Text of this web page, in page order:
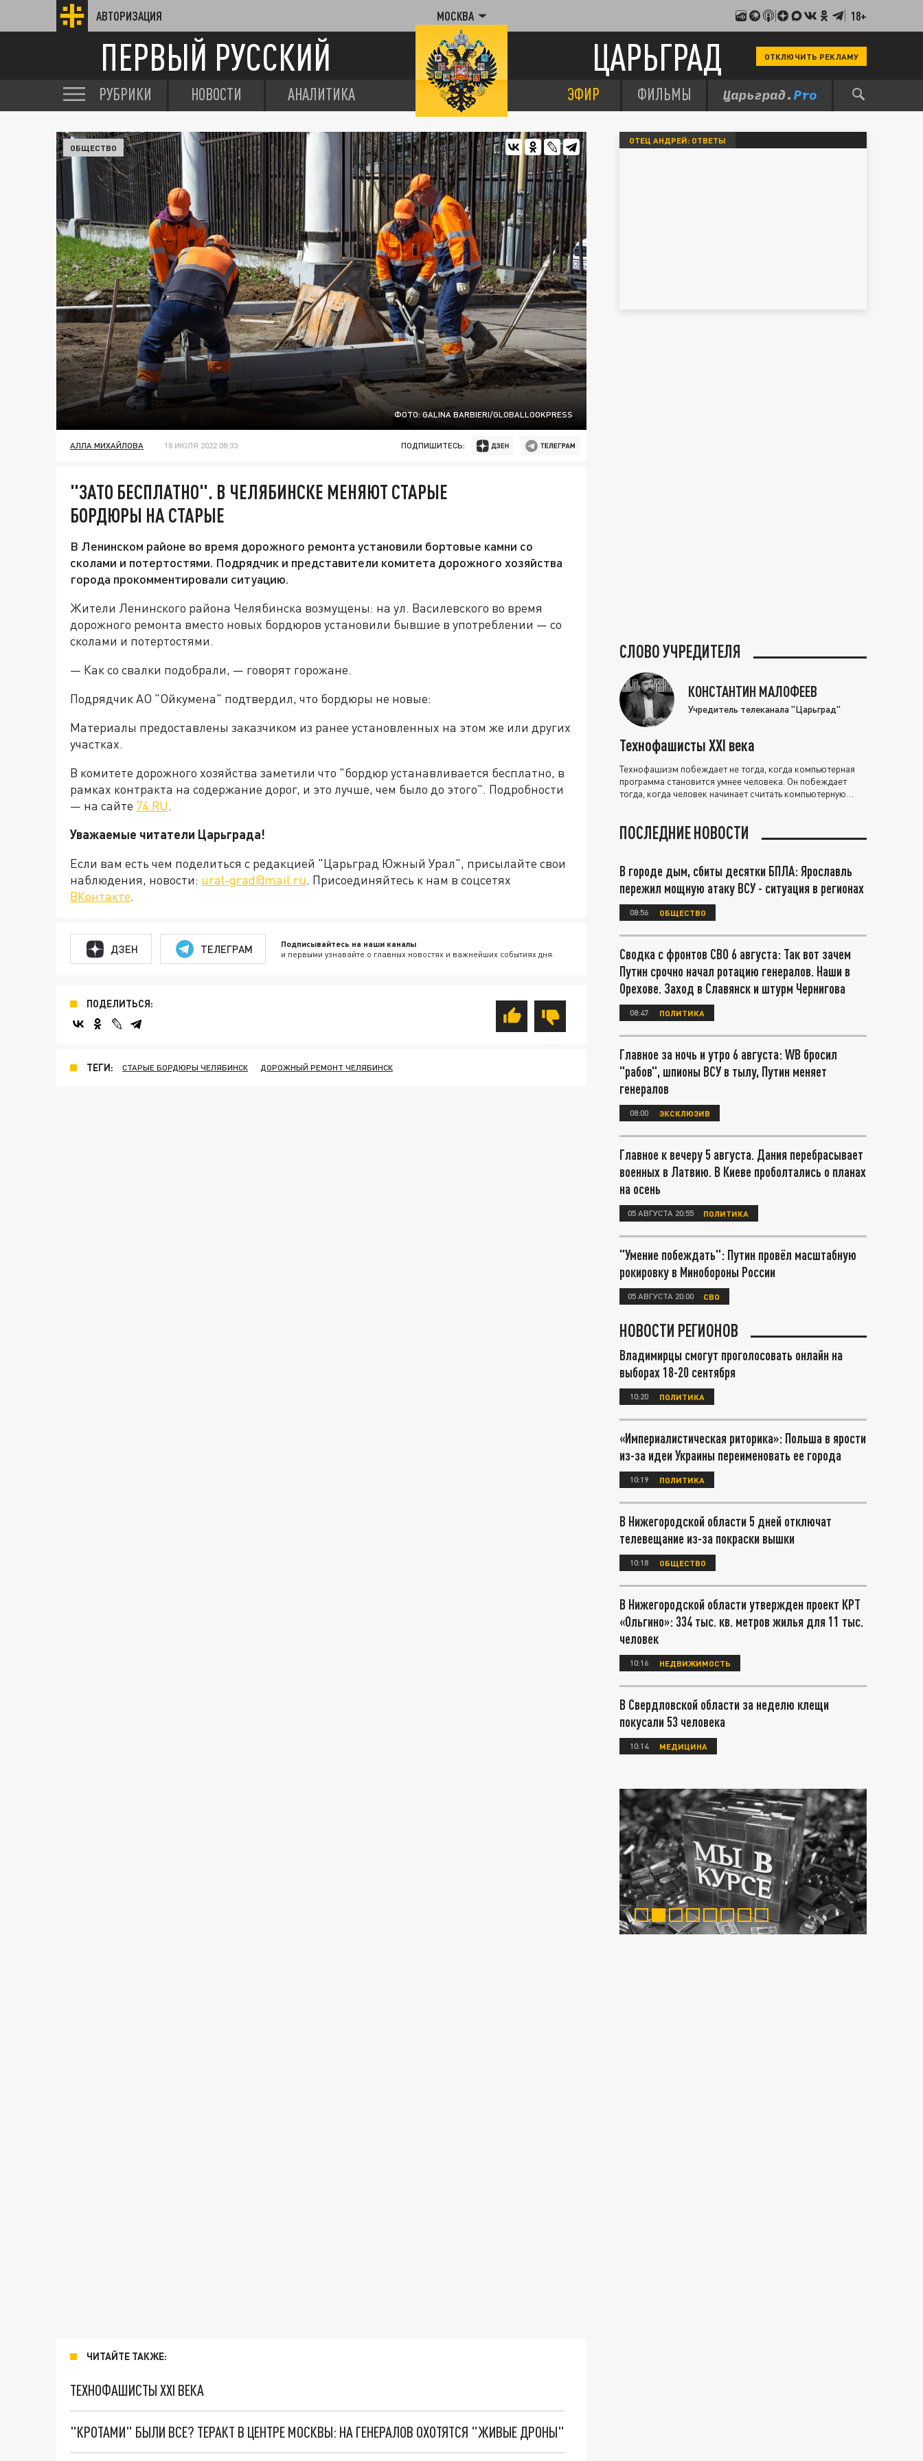
АВТОРИЗАЦИЯ МОСКВА 18+
ПЕРВЫЙ РУССКИЙ ЦАРЬГРАД ОТКЛЮЧИТЬ РЕКЛАМУ
РУБРИКИ НОВОСТИ АНАЛИТИКА ЭФИР ФИЛЬМЫ
ФОТО: GALINA BARBIERI/GLOBALLOOKPRESS
ОБЩЕСТВО
АЛЛА МИХАЙЛОВА 18 ИЮЛЯ 2022 08:33 ПОДПИШИТЕСЬ:
"ЗАТО БЕСПЛАТНО". В ЧЕЛЯБИНСКЕ МЕНЯЮТ СТАРЫЕ
БОРДЮРЫ НА СТАРЫЕ
В Ленинском районе во время дорожного ремонта установили бортовые камни со
сколами и потертостями. Подрядчик и представители комитета дорожного хозяйства
города прокомментировали ситуацию.
Жители Ленинского района Челябинска возмущены: на ул. Василевского во время
дорожного ремонта вместо новых бордюров установили бывшие в употреблении — со
сколами и потертостями.
— Как со свалки подобрали, — говорят горожане.
Подрядчик АО "Ойкумена" подтвердил, что бордюры не новые:
Материалы предоставлены заказчиком из ранее установленных на этом же или других
участках.
В комитете дорожного хозяйства заметили что "бордюр устанавливается бесплатно, в
рамках контракта на содержание дорог, и это лучше, чем было до этого". Подробности
— на сайте 74.RU.
Уважаемые читатели Царьграда!
Если вам есть чем поделиться с редакцией "Царьград Южный Урал", присылайте свои
наблюдения, новости: ural-grad@mail.ru. Присоединяйтесь к нам в соцсетях
ВКонтакте.
ДЗЕН ТЕЛЕГРАМ Подписывайтесь на наши каналы
и первыми узнавайте о главных новостях и важнейших событиях дня.
ПОДЕЛИТЬСЯ:
ТЕГИ: СТАРЫЕ БОРДЮРЫ ЧЕЛЯБИНСК ДОРОЖНЫЙ РЕМОНТ ЧЕЛЯБИНСК
ЧИТАЙТЕ ТАКЖЕ:
ТЕХНОФАШИСТЫ XXI ВЕКА
"КРОТАМИ" БЫЛИ ВСЕ? ТЕРАКТ В ЦЕНТРЕ МОСКВЫ: НА ГЕНЕРАЛОВ ОХОТЯТСЯ "ЖИВЫЕ ДРОНЫ"
ОТЕЦ АНДРЕЙ: ОТВЕТЫ
СЛОВО УЧРЕДИТЕЛЯ
КОНСТАНТИН МАЛОФЕЕВ
Учредитель телеканала "Царьград"
Технофашисты XXI века
Технофашизм побеждает не тогда, когда компьютерная
программа становится умнее человека. Он побеждает
тогда, когда человек начинает считать компьютерную
ПОСЛЕДНИЕ НОВОСТИ
В городе дым, сбиты десятки БПЛА: Ярославль
пережил мощную атаку ВСУ - ситуация в регионах
08:56 ОБЩЕСТВО
Сводка с фронтов СВО 6 августа: Так вот зачем
Путин срочно начал ротацию генералов. Наши в
Орехове. Заход в Славянск и штурм Чернигова
08:47 ПОЛИТИКА
Главное за ночь и утро 6 августа: WB бросил
"рабов", шпионы ВСУ в тылу, Путин меняет
генералов
08:00 ЭКСКЛЮЗИВ
Главное к вечеру 5 августа. Дания перебрасывает
военных в Латвию. В Киеве проболтались о планах
на осень
05 АВГУСТА 20:55 ПОЛИТИКА
"Умение побеждать": Путин провёл масштабную
рокировку в Минобороны России
05 АВГУСТА 20:00 СВО
НОВОСТИ РЕГИОНОВ
Владимирцы смогут проголосовать онлайн на
выборах 18-20 сентября
10:20 ПОЛИТИКА
«Империалистическая риторика»: Польша в ярости
из-за идеи Украины переименовать ее города
10:19 ПОЛИТИКА
В Нижегородской области 5 дней отключат
телевещание из-за покраски вышки
10:18 ОБЩЕСТВО
В Нижегородской области утвержден проект КРТ
«Ольгино»: 334 тыс. кв. метров жилья для 11 тыс.
человек
10:16 НЕДВИЖИМОСТЬ
В Свердловской области за неделю клещи
покусали 53 человека
10:14 МЕДИЦИНА